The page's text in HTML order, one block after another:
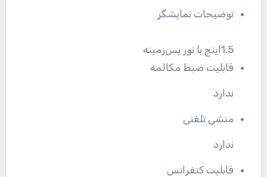
توضیحات نمایشگر
1.5اینچ با نور پس‌زمینه
قابلیت ضبط مکالمه
ندارد
منشی تلفنی
ندارد
قابلیت کنفرانس